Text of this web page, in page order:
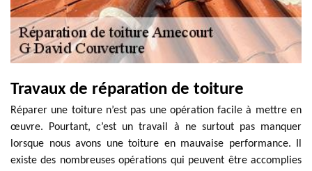
Travaux de réparation de toiture
Réparer une toiture n’est pas une opération facile à mettre en
œuvre. Pourtant, c’est un travail à ne surtout pas manquer
lorsque nous avons une toiture en mauvaise performance. Il
existe des nombreuses opérations qui peuvent être accomplies